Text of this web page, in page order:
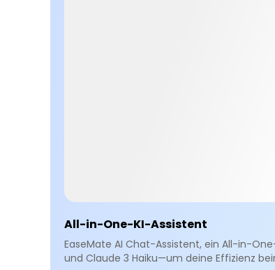
All-in-One-KI-Assistent
EaseMate AI Chat-Assistent, ein All-in-
und Claude 3 Haiku—um deine Effizienz